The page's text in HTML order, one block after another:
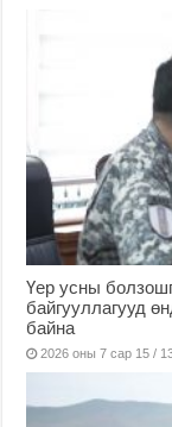
Үер усны
байгууллагууд
байна
2026 оны 7 сар 15 /